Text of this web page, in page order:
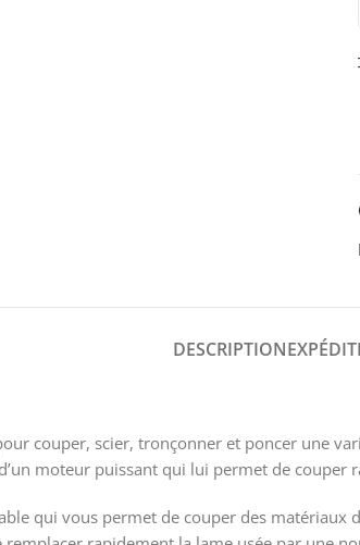
DESCRIPTION
couper, scier, tronçonner et poncer une
moteur puissant qui lui permet de
qui vous permet de couper des